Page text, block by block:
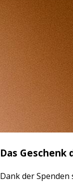
Das
Dank der